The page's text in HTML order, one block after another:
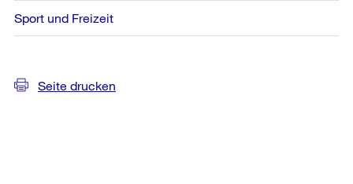
Sport und Freizeit
Seite drucken